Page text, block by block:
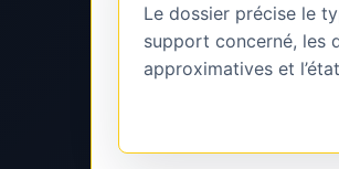
Le dossier précise le
support concerné, les
approximatives et